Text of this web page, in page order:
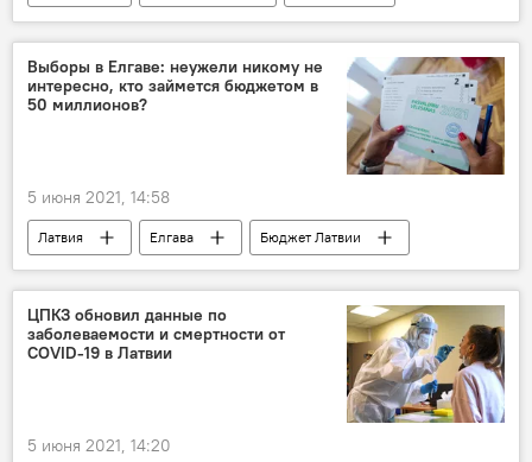
латыши
Муниципальные выборы 2021 года в Латвии
Выборы в Елгаве: неужели никому не
интересно, кто займется бюджетом в
50 миллионов?
5 июня 2021, 14:58
Латвия Елгава
Бюджет Латвии
Муниципальные выборы 2021 года в Латвии
ЦПКЗ обновил данные по
заболеваемости и смертности от
COVID-19 в Латвии
5 июня 2021, 14:20